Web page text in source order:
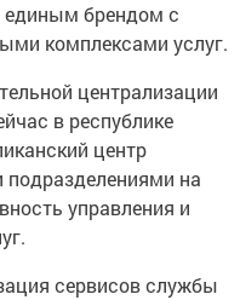
единым брендом с
комплексами услуг.
централизации
в республике
центр
подразделениями на
управления и
сервисов службы